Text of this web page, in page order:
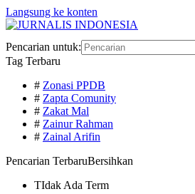
Langsung ke konten
Pencarian untuk:
Tag Terbaru
# Zonasi PPDB
# Zapta Comunity
# Zakat Mal
# Zainur Rahman
# Zainal Arifin
Pencarian TerbaruBersihkan
TIdak Ada Term